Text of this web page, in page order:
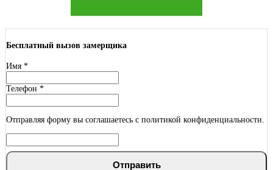
Серый горизонт
Бесплатный вызов замерщика
Имя *
Телефон *
Отправляя форму вы соглашаетесь с политикой конфиденциальности.
Отправить